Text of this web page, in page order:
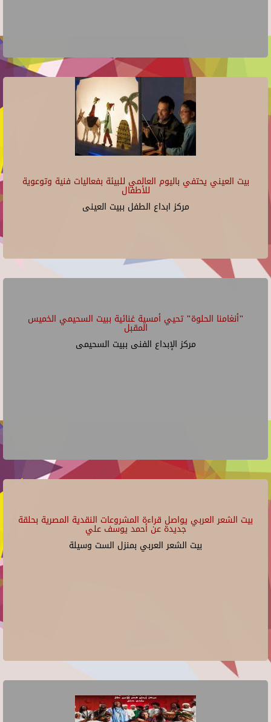
بيت العيني يحتفي باليوم العالمي للبيئة بفعاليات فنية وتوعوية
للأطفال
مركز ابداع الطفل ببيت العينى
"أنغامنا الحلوة" تحيي أمسية غنائية ببيت السحيمي الخميس
المقبل
مركز الإبداع الفنى ببيت السحيمى
بيت الشعر العربي يواصل قراءة المشروعات النقدية المصرية بحلقة
جديدة عن أحمد يوسف علي
بيت الشعر العربي بمنزل الست وسيلة